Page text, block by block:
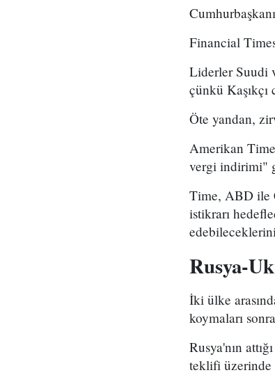
Financial
Liderler Suudi
çünkü Kaşıkçı
Öte yandan,
Amerikan
vergi indirimi"
Time, ABD ile
istikrarı
Rusya-
İki ülke
koymaları
Rusya'nın
teklifi üzerinde